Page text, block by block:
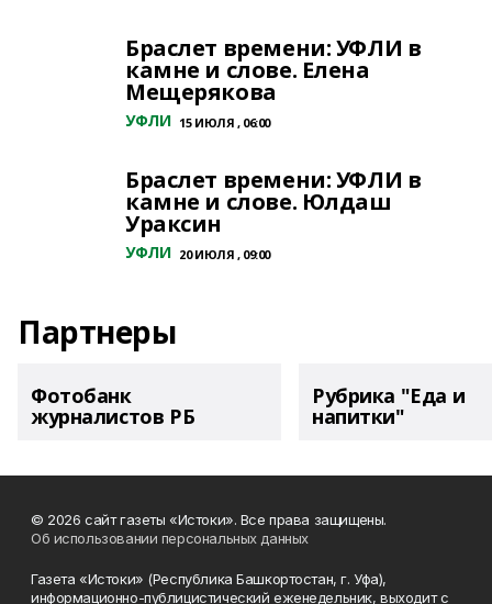
Браслет времени: УФЛИ в
камне и слове. Елена
Мещерякова
УФЛИ 15 ИЮЛЯ , 06:00
Браслет времени: УФЛИ в
камне и слове. Юлдаш
Ураксин
УФЛИ 20 ИЮЛЯ , 09:00
Партнеры
Фотобанк
журналистов РБ
Рубрика "Еда и
напитки"
© 2026 сайт газеты «Истоки». Все права защищены.
Об использовании персональных данных
Газета «Истоки» (Республика Башкортостан, г. Уфа),
информационно-публицистический еженедельник, выходит с